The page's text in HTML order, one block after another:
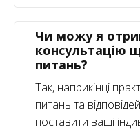
Чи можу я
консультацію
питань?
Так, наприкінці
питань та
поставити ваші